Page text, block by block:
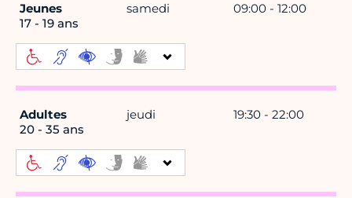
Jeunes
17 - 19 ans
samedi 09:00 - 12:00
Adultes
20 - 35 ans
jeudi 19:30 - 22:00